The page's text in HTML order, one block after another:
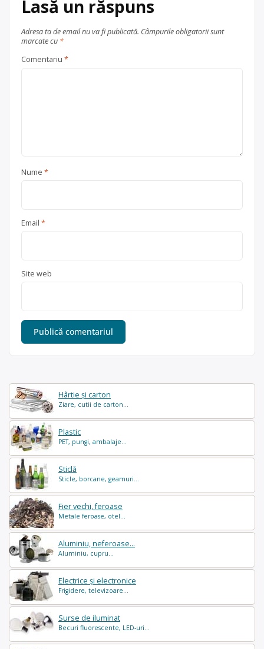
Hârtie și carton
Ziare, cutii de carton...
Plastic
PET, pungi, ambalaje...
Sticlă
Sticle, borcane, geamuri...
Fier vechi, feroase
Metale feroase, otel...
Aluminiu, neferoase...
Aluminiu, cupru...
Electrice și electronice
Frigidere, televizoare...
Surse de iluminat
Becuri fluorescente, LED-uri...
Lasă un răspuns
Adresa ta de email nu va fi publicată. Câmpurile obligatorii sunt
marcate cu *
Comentariu *
Nume *
Email *
Site web